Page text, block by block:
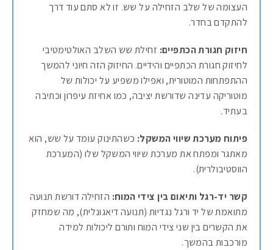
העצומה של שלב הזחילה על שש. זו לא סתם עוד דרך
להתקדם בחדר.
חיזוק חגורת הכתפיים: זחילת שש השלב האולטימטיבי
לחיזוק חגורת הכתפיים והידיים. החיזוק הזה חיוני להמשך
ההתפתחות המוטורית, ואפילו משפיע על יכולות של
מוטוריקה עדינה שדורשת יציבה, כמו אחיזת עיפרון וכתיבה
בעתיד.
פיתוח מערכת שיווי המשקל: כשהתינוק עומד על שש, הוא
מאתגר ומפתח את מערכת שיווי המשקל שלו (המערכת
הווסטיבולרית).
קשר יד-רגל ותיאום בין צידי המוח: הזחילה דורשת תנועה
מתואמת של יד ורגל נגדיות (תנועה דיאגונלית), מה שמחזק
את הקשרים בין שני צידי המוח ותורם ליכולות למידה
מורכבות בהמשך.